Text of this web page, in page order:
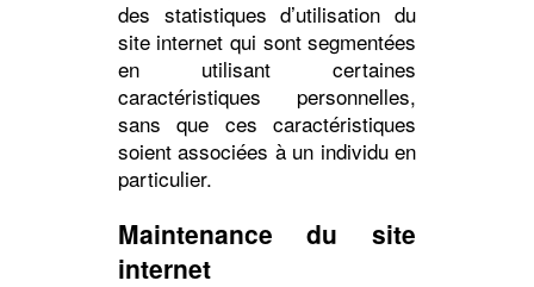
des statistiques d’utilisation du
site internet qui sont segmentées
en utilisant certaines
caractéristiques personnelles,
sans que ces caractéristiques
soient associées à un individu en
particulier.
Maintenance du site
internet